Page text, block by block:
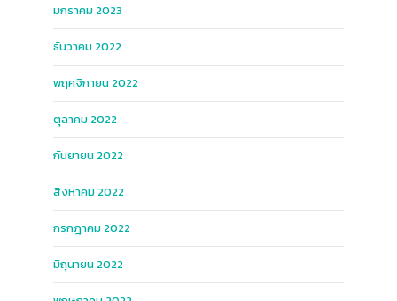
มกราคม 2023
ธันวาคม 2022
พฤศจิกายน 2022
ตุลาคม 2022
กันยายน 2022
สิงหาคม 2022
กรกฎาคม 2022
มิถุนายน 2022